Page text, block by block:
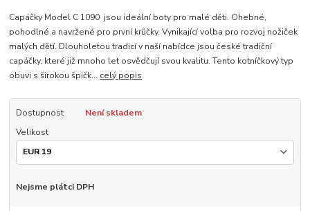
Capáčky Model C 1090 jsou ideální boty pro malé děti. Ohebné,
pohodlné a navržené pro první krůčky. Vynikající volba pro rozvoj nožiček
malých dětí. Dlouholetou tradicí v naší nabídce jsou české tradiční
capáčky, které již mnoho let osvědčují svou kvalitu. Tento kotníčkový typ
obuvi s širokou špičk... celý popis
Dostupnost
Není skladem
Velikost
Nejsme plátci DPH